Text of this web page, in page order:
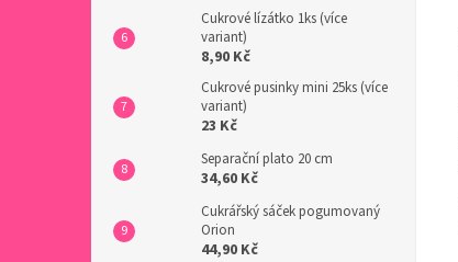
Cukrové lízátko 1ks (více
variant)
8,90 Kč
Cukrové pusinky mini 25ks (více
variant)
23 Kč
Separační plato 20 cm
34,60 Kč
Cukrářský sáček pogumovaný
Orion
44,90 Kč